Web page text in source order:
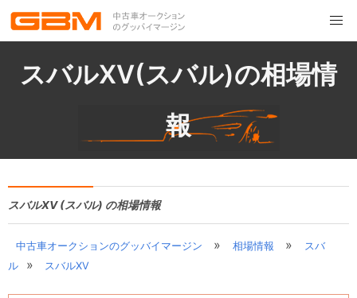
スバルXV(スバル)の相場情
報
スバルXV (スバル) の相場情報
中古車オークションのグッバイマージン » 相場情報 »
スバ
ル
» スバルXV